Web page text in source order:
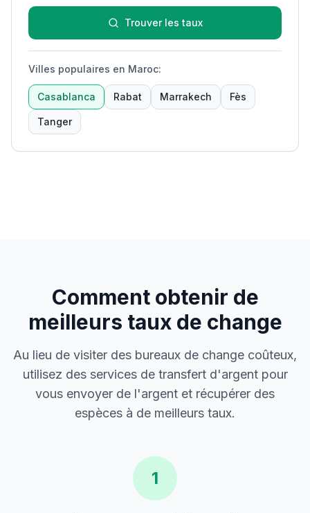
Trouver les taux
Villes populaires en Maroc:
Casablanca Rabat Marrakech Fès
Tanger
Comment obtenir de
meilleurs taux de change
Au lieu de visiter des bureaux de change coûteux,
utilisez des services de transfert d'argent pour
vous envoyer de l'argent et récupérer des
espèces à de meilleurs taux.
1